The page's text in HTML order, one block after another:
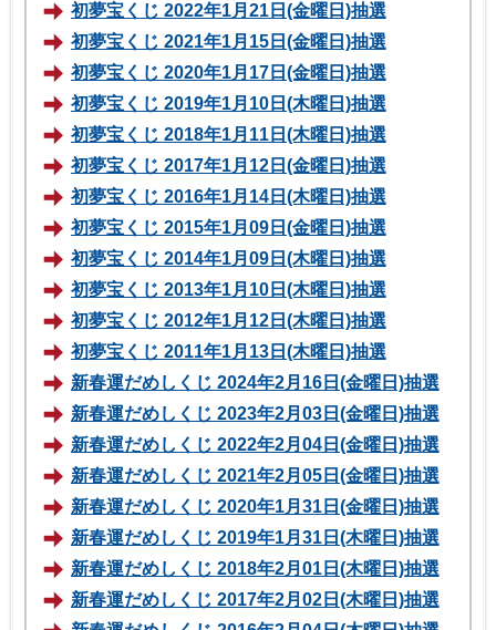
初夢宝くじ 2022年1月21日(金曜日)抽選
初夢宝くじ 2021年1月15日(金曜日)抽選
初夢宝くじ 2020年1月17日(金曜日)抽選
初夢宝くじ 2019年1月10日(木曜日)抽選
初夢宝くじ 2018年1月11日(木曜日)抽選
初夢宝くじ 2017年1月12日(金曜日)抽選
初夢宝くじ 2016年1月14日(木曜日)抽選
初夢宝くじ 2015年1月09日(金曜日)抽選
初夢宝くじ 2014年1月09日(木曜日)抽選
初夢宝くじ 2013年1月10日(木曜日)抽選
初夢宝くじ 2012年1月12日(木曜日)抽選
初夢宝くじ 2011年1月13日(木曜日)抽選
新春運だめしくじ 2024年2月16日(金曜日)抽選
新春運だめしくじ 2023年2月03日(金曜日)抽選
新春運だめしくじ 2022年2月04日(金曜日)抽選
新春運だめしくじ 2021年2月05日(金曜日)抽選
新春運だめしくじ 2020年1月31日(金曜日)抽選
新春運だめしくじ 2019年1月31日(木曜日)抽選
新春運だめしくじ 2018年2月01日(木曜日)抽選
新春運だめしくじ 2017年2月02日(木曜日)抽選